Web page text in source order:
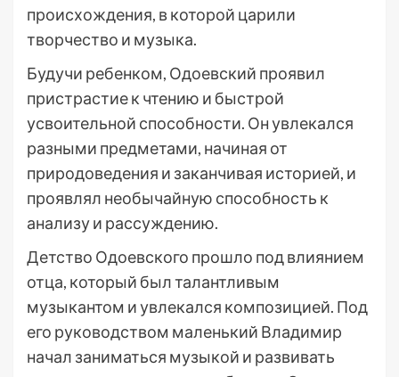
происхождения, в которой царили
творчество и музыка.
Будучи ребенком, Одоевский проявил
пристрастие к чтению и быстрой
усвоительной способности. Он увлекался
разными предметами, начиная от
природоведения и заканчивая историей, и
проявлял необычайную способность к
анализу и рассуждению.
Детство Одоевского прошло под влиянием
отца, который был талантливым
музыкантом и увлекался композицией. Под
его руководством маленький Владимир
начал заниматься музыкой и развивать